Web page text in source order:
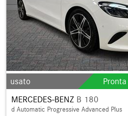
usato
MERCEDES-BENZ B 180
d Automatic Progressive Advanced Plus